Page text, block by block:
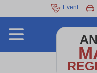
Event